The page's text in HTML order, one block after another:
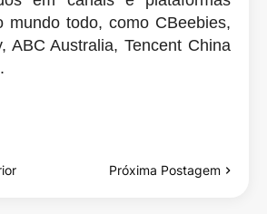
mundo todo, como CBeebies,
ABC Australia, Tencent China
Próxima Postagem